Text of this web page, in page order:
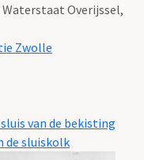
Overijssel,
Zwolle
van de bekisting
de sluiskolk